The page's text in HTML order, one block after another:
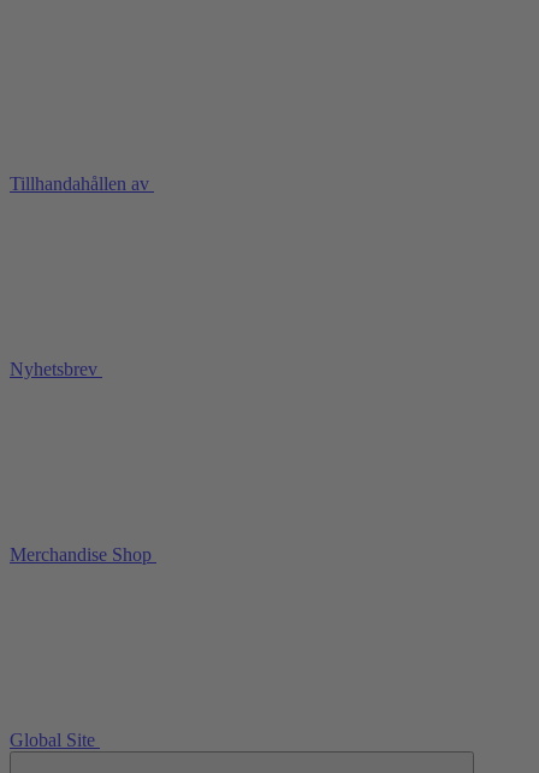
Tillhandahållen av
Nyhetsbrev
Merchandise Shop
Global Site